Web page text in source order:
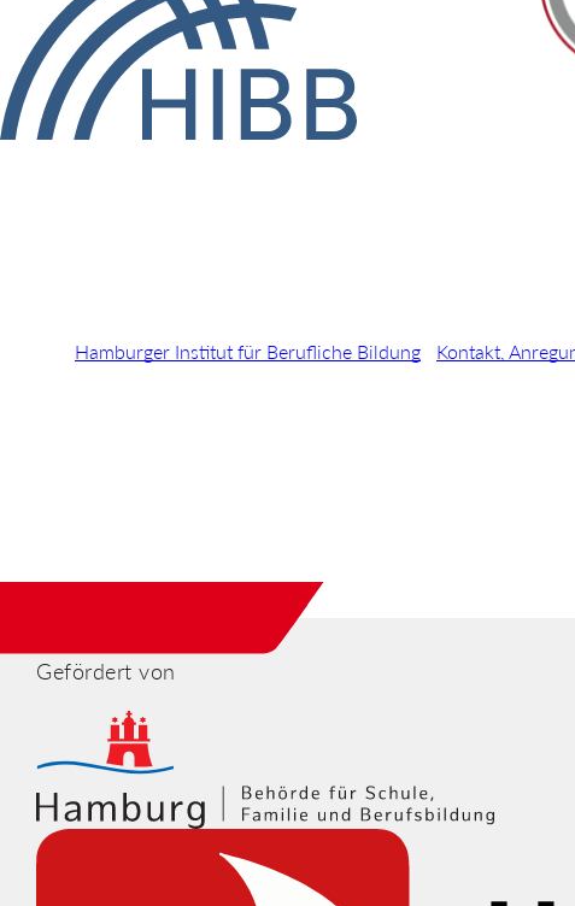
Hamburger Institut für Berufliche Bildung Kontakt,
Gefördert von